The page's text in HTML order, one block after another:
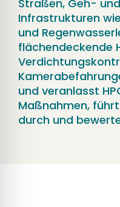
Straßen, Geh-
Infrastrukturen
und
flächendeckende
und veranlasst
Maßnahmen,
durch und